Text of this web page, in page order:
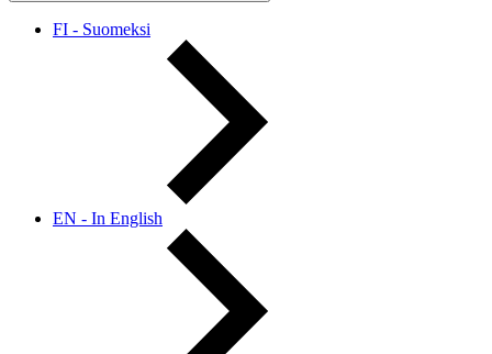
FI - Suomeksi
EN - In English